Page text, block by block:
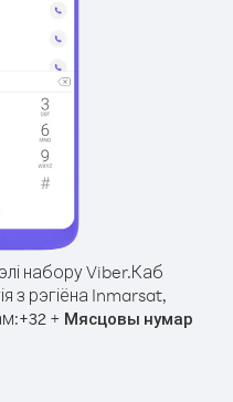
набору Viber.Каб
з рэгіёна Inmarsat,
+32+ Мясцовы нумар